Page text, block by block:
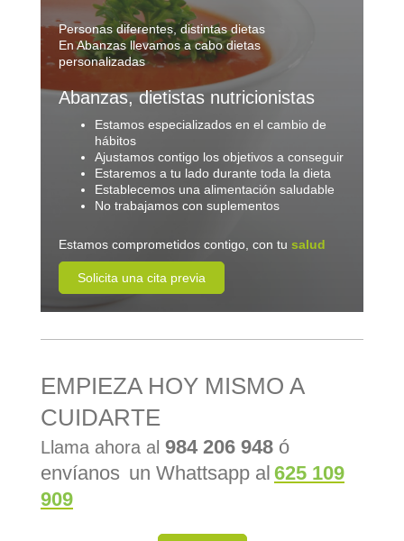
Personas diferentes, distintas dietas
En Abanzas llevamos a cabo dietas
personalizadas
Abanzas, dietistas nutricionistas
Estamos especializados en el cambio de
hábitos
Ajustamos contigo los objetivos a conseguir
Estaremos a tu lado durante toda la dieta
Establecemos una alimentación saludable
No trabajamos con suplementos
Estamos comprometidos contigo, con tu salud
Solicita una cita previa
EMPIEZA HOY MISMO A
CUIDARTE
Llama ahora al 984 206 948 ó
envíanos un Whattsapp al 625 109
909